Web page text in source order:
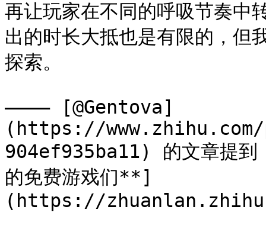
再让玩家在不同的呼吸节奏中
出的时长大抵也是有限的，但
探索。
———— [@Gentova]
(https://www.zhihu.com/
904ef935ba11) 的文章提到
的免费游戏们**]
(https://